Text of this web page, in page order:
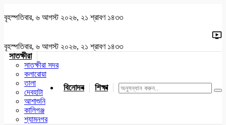
বৃহস্পতিবার, ৬ আগস্ট ২০২৬, ২১ শ্রাবণ ১৪৩৩
বৃহস্পতিবার, ৬ আগস্ট ২০২৬, ২১ শ্রাবণ ১৪৩৩
সাতক্ষীরা
সাতক্ষীরা সদর
কলারোয়া
তালা
দেবহাটা
আশাশুনি
কালিগঞ্জ
শ্যামনগর
বিনোদন শিক্ষা খেলাধুলা জাতীয় যশোর